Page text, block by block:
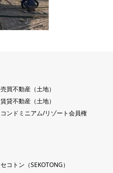
売買不動産（土地）
賃貸不動産（土地）
コンドミニアム/リゾート会員権
セコトン（SEKOTONG）